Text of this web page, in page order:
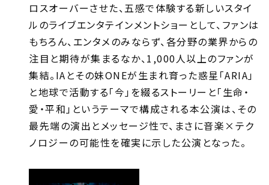
ロスオーバーさせた、五感で体験する新しいスタイ
ルのライブエンタテインメントショーとして、ファンは
もちろん、エンタメのみならず、各分野の業界からの
注目と期待が集まるなか、1,000人以上のファンが
集結。IAとその妹ONEが生まれ育った惑星「ARIA」
と地球で活動する「今」を綴るストーリーと「生命・
愛・平和」というテーマで構成される本公演は、その
最先端の演出とメッセージ性で、まさに音楽×テク
ノロジーの可能性を確実に示した公演となった。